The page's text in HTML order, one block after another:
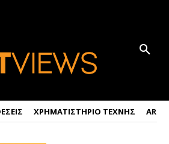
ΧΡΗΜΑΤΙΣΤΗΡΙΟ ΤΕΧΝΗΣ ART